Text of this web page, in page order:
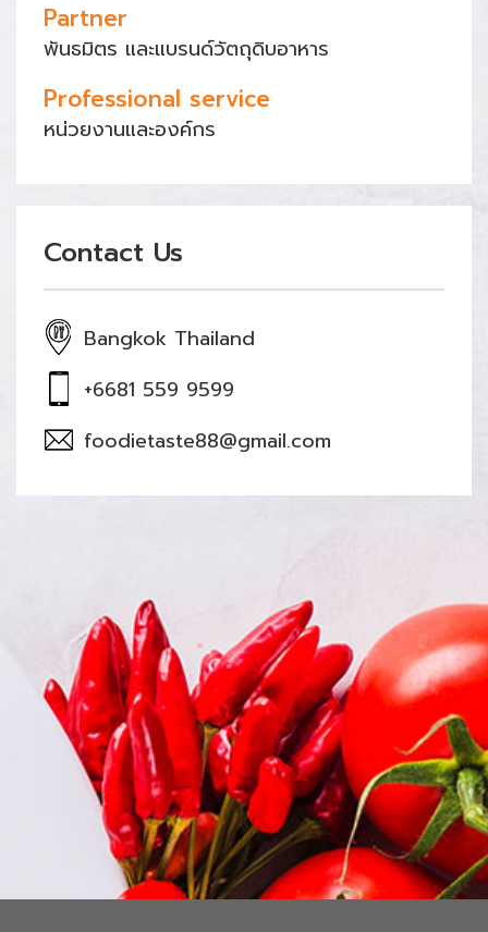
Partner
พันธมิตร และแบรนด์วัตถุดิบอาหาร
Professional service
หน่วยงานและองค์กร
Contact Us
Bangkok Thailand
+6681 559 9599
foodietaste88@gmail.com